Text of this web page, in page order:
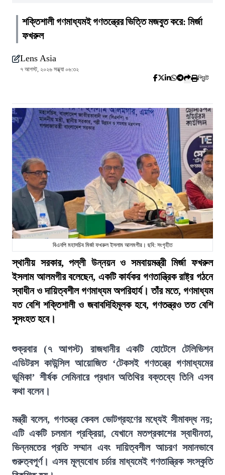
শক্তিশালী গণমাধ্যমই গণতন্ত্রের ভিত্তি মজবুত করে: মির্জা
ফখরুল
Lens Asia
৭ আগস্ট, ২০২৬ সন্ধ্যা ০৬:৩২
প্রিন্ট
বিএনপি মহাসচিব মির্জা ফখরুল ইসলাম আলমগীর। ছবি: সংগৃহীত
স্থানীয় সরকার, পল্লী উন্নয়ন ও সমবায়মন্ত্রী মির্জা ফখরুল
ইসলাম আলমগীর বলেছেন, একটি কার্যকর গণতান্ত্রিক রাষ্ট্র গঠনে
স্বাধীন ও দায়িত্বশীল গণমাধ্যম অপরিহার্য। তাঁর মতে, গণমাধ্যম
যত বেশি শক্তিশালী ও জবাবদিহিমূলক হবে, গণতন্ত্রও তত বেশি
সুসংহত হবে।
শুক্রবার (৭ আগস্ট) রাজধানীর একটি হোটেলে টেলিভিশন
এডিটরস কাউন্সিল আয়োজিত ‘টেকসই গণতন্ত্রে গণমাধ্যমের
ভূমিকা’ শীর্ষক সেমিনারে প্রধান অতিথির বক্তব্যে তিনি এসব
কথা বলেন।
মন্ত্রী বলেন, গণতন্ত্র কেবল ভোটগ্রহণের মধ্যেই সীমাবদ্ধ নয়;
এটি একটি চলমান প্রক্রিয়া, যেখানে মতপ্রকাশের স্বাধীনতা,
ভিন্নমতের প্রতি সম্মান এবং দায়িত্বশীল আচরণ সমানভাবে
গুরুত্বপূর্ণ। এসব মূল্যবোধ চর্চার মাধ্যমেই গণতান্ত্রিক সংস্কৃতি